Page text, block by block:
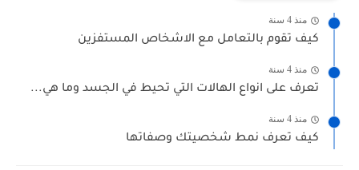
منذ 4 سنة
كيف تقوم بالتعامل مع الاشخاص المستفزين
منذ 4 سنة
تعرف على انواع الهالات التي تحيط في الجسد وما هي...
منذ 4 سنة
كيف تعرف نمط شخصيتك وصفاتها